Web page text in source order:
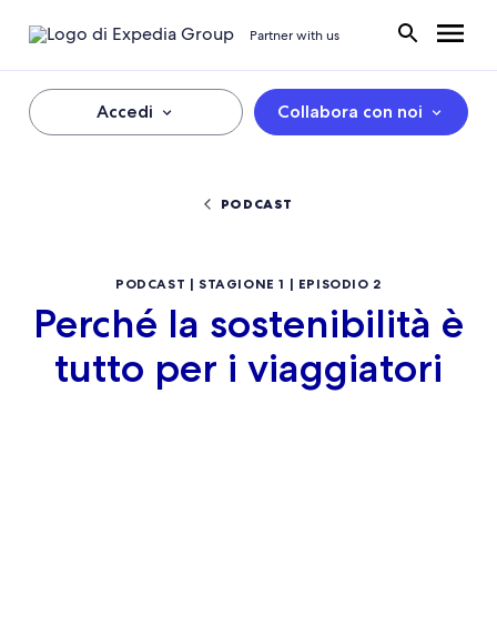
Partner with us
Accedi Collabora con noi
PODCAST
PODCAST | STAGIONE 1 | EPISODIO 2
Perché la sostenibilità è
tutto per i viaggiatori